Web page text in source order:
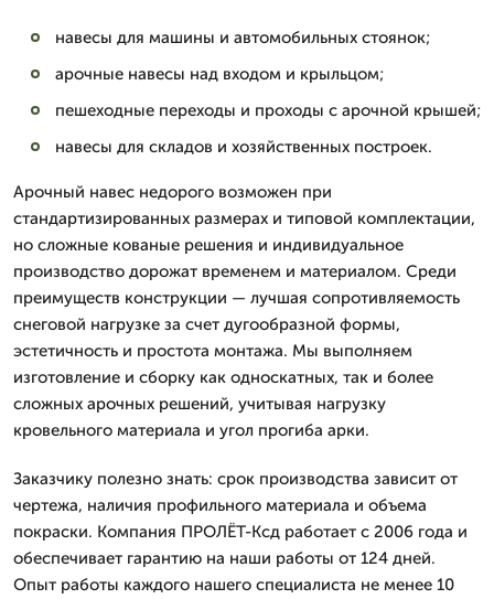
навесы для машины и автомобильных стоянок;
арочные навесы над входом и крыльцом;
пешеходные переходы и проходы с арочной крышей;
навесы для складов и хозяйственных построек.
Арочный навес недорого возможен при
стандартизированных размерах и типовой комплектации,
но сложные кованые решения и индивидуальное
производство дорожат временем и материалом. Среди
преимуществ конструкции — лучшая сопротивляемость
снеговой нагрузке за счет дугообразной формы,
эстетичность и простота монтажа. Мы выполняем
изготовление и сборку как односкатных, так и более
сложных арочных решений, учитывая нагрузку
кровельного материала и угол прогиба арки.
Заказчику полезно знать: срок производства зависит от
чертежа, наличия профильного материала и объема
покраски. Компания ПРОЛЁТ-Ксд работает с 2006 года и
обеспечивает гарантию на наши работы от 124 дней.
Опыт работы каждого нашего специалиста не менее 10